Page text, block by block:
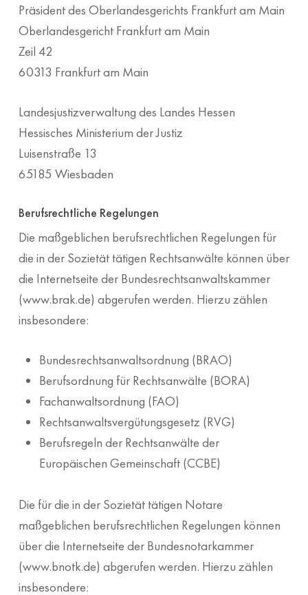
Präsident des Oberlandesgerichts Frankfurt am Main
Oberlandesgericht Frankfurt am Main
Zeil 42
60313 Frankfurt am Main
Landesjustizverwaltung des Landes Hessen
Hessisches Ministerium der Justiz
Luisenstraße 13
65185 Wiesbaden
Berufsrechtliche Regelungen
Die maßgeblichen berufsrechtlichen Regelungen für
die in der Sozietät tätigen Rechtsanwälte können über
die Internetseite der Bundesrechtsanwaltskammer
(www.brak.de) abgerufen werden. Hierzu zählen
insbesondere:
Bundesrechtsanwaltsordnung (BRAO)
Berufsordnung für Rechtsanwälte (BORA)
Fachanwaltsordnung (FAO)
Rechtsanwaltsvergütungsgesetz (RVG)
Berufsregeln der Rechtsanwälte der
Europäischen Gemeinschaft (CCBE)
Die für die in der Sozietät tätigen Notare
maßgeblichen berufsrechtlichen Regelungen können
über die Internetseite der Bundesnotarkammer
(www.bnotk.de) abgerufen werden. Hierzu zählen
insbesondere: